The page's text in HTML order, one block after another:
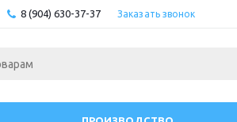
8 (904) 630-37-37 Заказать звонок